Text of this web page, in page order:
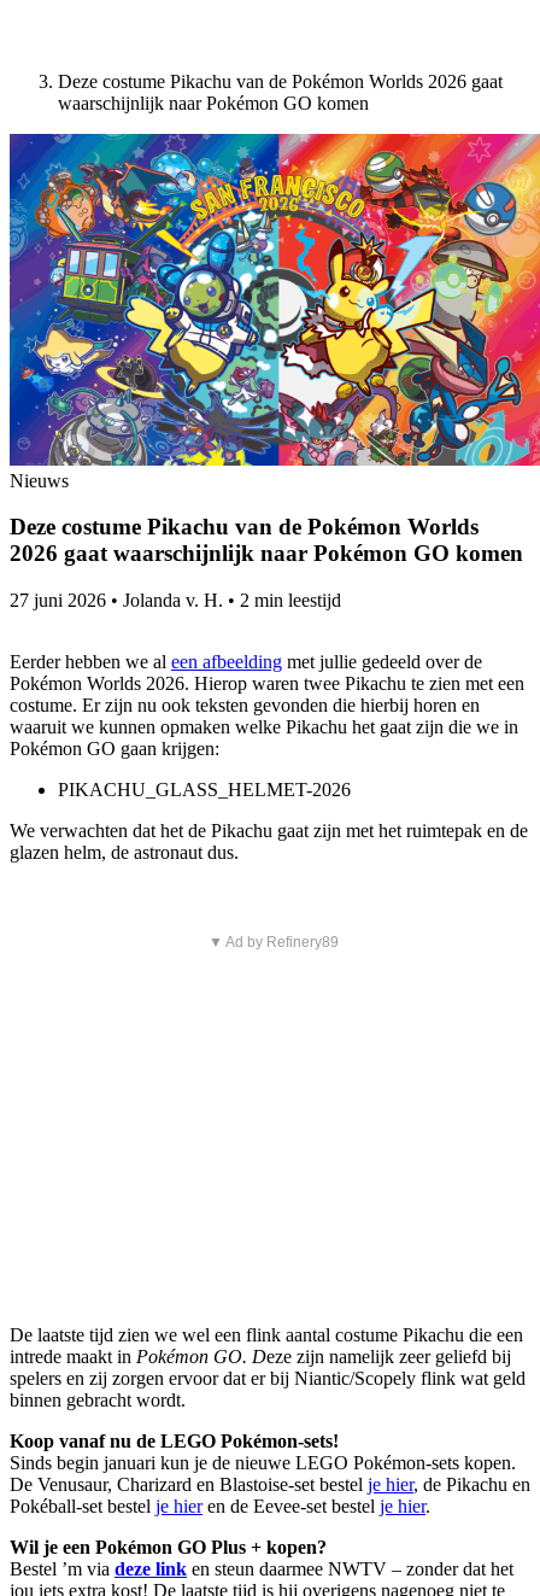
Deze costume Pikachu van de Pokémon Worlds 2026 gaat
waarschijnlijk naar Pokémon GO komen
Nieuws
Deze costume Pikachu van de Pokémon Worlds
2026 gaat waarschijnlijk naar Pokémon GO komen
27 juni 2026 • Jolanda v. H. • 2 min leestijd
Eerder hebben we al een afbeelding met jullie gedeeld over de
Pokémon Worlds 2026. Hierop waren twee Pikachu te zien met een
costume. Er zijn nu ook teksten gevonden die hierbij horen en
waaruit we kunnen opmaken welke Pikachu het gaat zijn die we in
Pokémon GO gaan krijgen:
PIKACHU_GLASS_HELMET-2026
We verwachten dat het de Pikachu gaat zijn met het ruimtepak en de
glazen helm, de astronaut dus.
▼ Ad by Refinery89
De laatste tijd zien we wel een flink aantal costume Pikachu die een
intrede maakt in Pokémon GO. Deze zijn namelijk zeer geliefd bij
spelers en zij zorgen ervoor dat er bij Niantic/Scopely flink wat geld
binnen gebracht wordt.
Koop vanaf nu de LEGO Pokémon-sets!
Sinds begin januari kun je de nieuwe LEGO Pokémon-sets kopen.
De Venusaur, Charizard en Blastoise-set bestel je hier, de Pikachu en
Pokéball-set bestel je hieren de Eevee-set bestel je hier.
Wil je een Pokémon GO Plus + kopen?
Bestel ’m via deze link en steun daarmee NWTV – zonder dat het
jou iets extra kost! De laatste tijd is hij overigens nagenoeg niet te